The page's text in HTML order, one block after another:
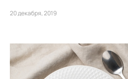
20 декабря, 2019